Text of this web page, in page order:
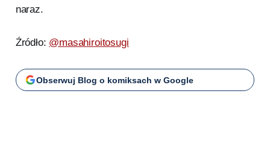
naraz.
Źródło: @masahiroitosugi
Obserwuj Blog o komiksach w Google